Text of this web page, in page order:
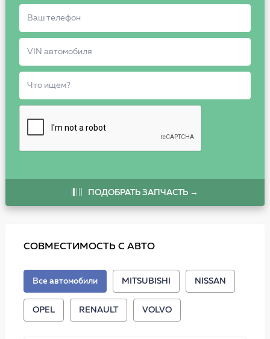
ПОДОБРАТЬ ЗАПЧАСТЬ →
СОВМЕСТИМОСТЬ С АВТО
Все автомобили MITSUBISHI NISSAN
OPEL RENAULT VOLVO